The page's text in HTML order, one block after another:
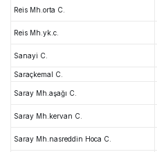
Reis Mh.orta C.
Reis Mh.yk.c.
Sanayi C.
Saraçkemal C.
Saray Mh.aşağı C.
Saray Mh.kervan C.
Saray Mh.nasreddin Hoca C.